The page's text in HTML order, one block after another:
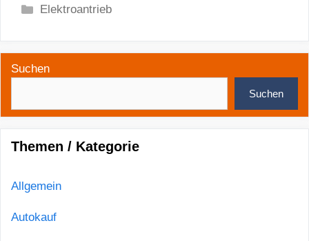
Kategorien
Elektroantrieb
Suchen
Suchen
Themen / Kategorie
Allgemein
Autokauf